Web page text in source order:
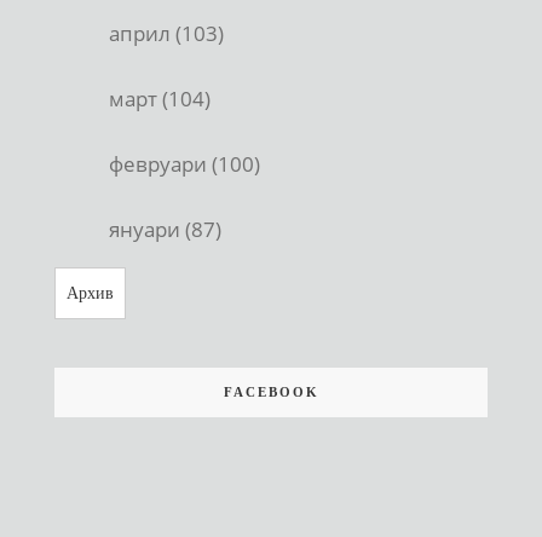
април (103)
март (104)
февруари (100)
януари (87)
Архив
FACEBOOK